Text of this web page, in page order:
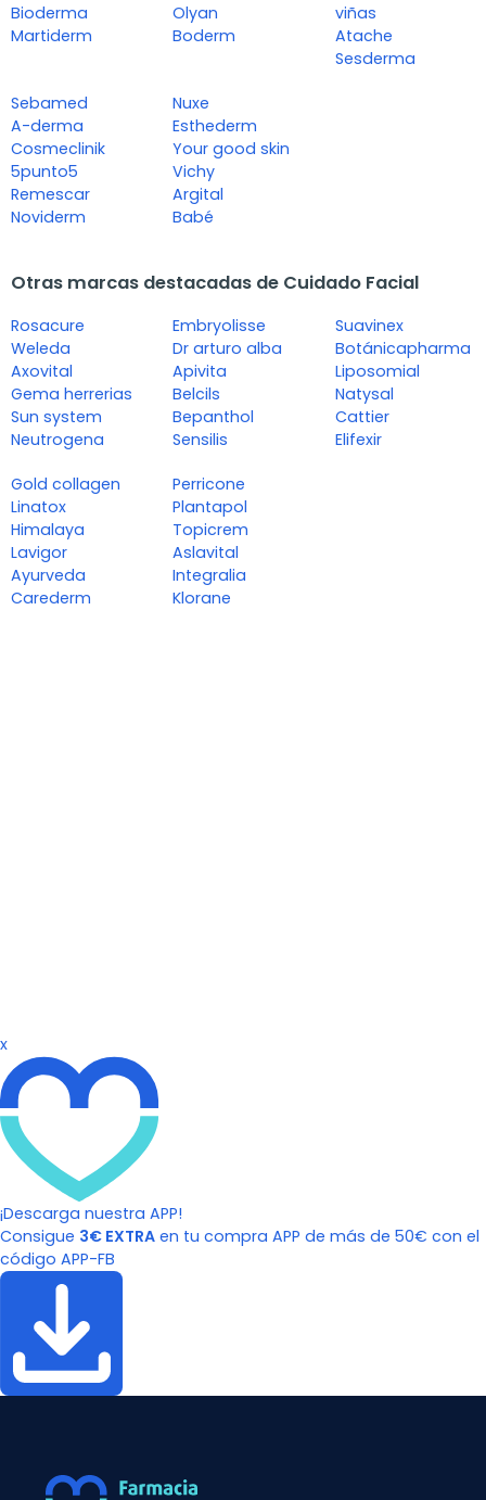
Bioderma
Martiderm
Olyan
Boderm
viñas
Atache
Sesderma
Sebamed
A-derma
Cosmeclinik
5punto5
Remescar
Noviderm
Nuxe
Esthederm
Your good skin
Vichy
Argital
Babé
Otras marcas destacadas de Cuidado Facial
Rosacure
Weleda
Axovital
Gema herrerias
Sun system
Neutrogena
Embryolisse
Dr arturo alba
Apivita
Belcils
Bepanthol
Sensilis
Suavinex
Botánicapharma
Liposomial
Natysal
Cattier
Elifexir
Gold collagen
Linatox
Himalaya
Lavigor
Ayurveda
Carederm
Perricone
Plantapol
Topicrem
Aslavital
Integralia
Klorane
x
¡Descarga nuestra APP!
Consigue 3€ EXTRA en tu compra APP de más de 50€ con el
código APP-FB